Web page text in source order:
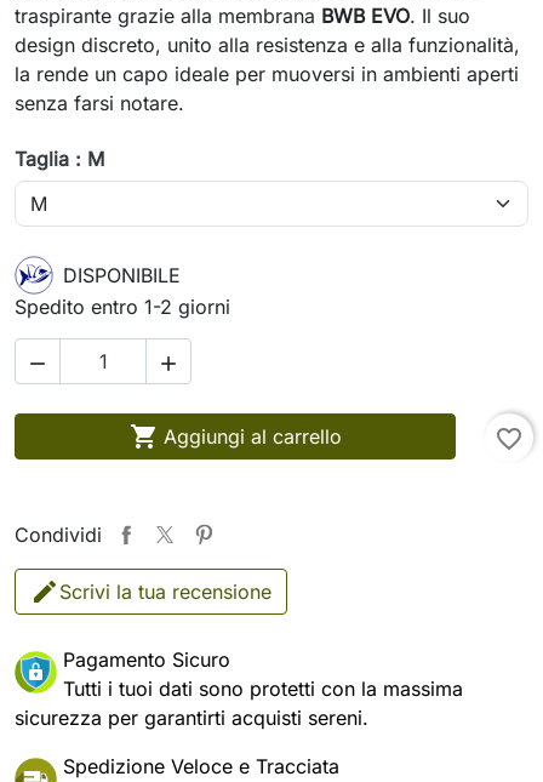
traspirante grazie alla membrana BWB EVO. Il suo
design discreto, unito alla resistenza e alla funzionalità,
la rende un capo ideale per muoversi in ambienti aperti
senza farsi notare.
Taglia : M
DISPONIBILE
Spedito entro 1-2 giorni
 
 Aggiungi al carrello favorite_border
Condividi
Scrivi la tua recensione
Pagamento Sicuro
Tutti i tuoi dati sono protetti con la massima
sicurezza per garantirti acquisti sereni.
Spedizione Veloce e Tracciata